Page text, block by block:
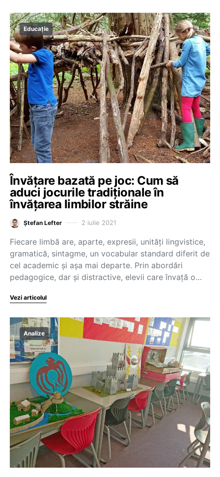
Educație
Învățare bazată pe joc: Cum să
aduci jocurile tradiționale în
învățarea limbilor străine
Ștefan Lefter 2 iulie 2021
Fiecare limbă are, aparte, expresii, unități lingvistice,
gramatică, sintagme, un vocabular standard diferit de
cel academic și așa mai departe. Prin abordări
pedagogice, dar și distractive, elevii care învață o…
Vezi articolul
Analize